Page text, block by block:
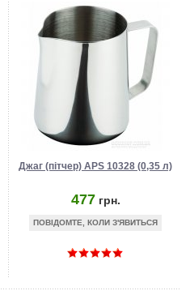
Джаг (пітчер) APS 10328 (0,35 л)
477 грн.
ПОВІДОМТЕ, КОЛИ З'ЯВИТЬСЯ